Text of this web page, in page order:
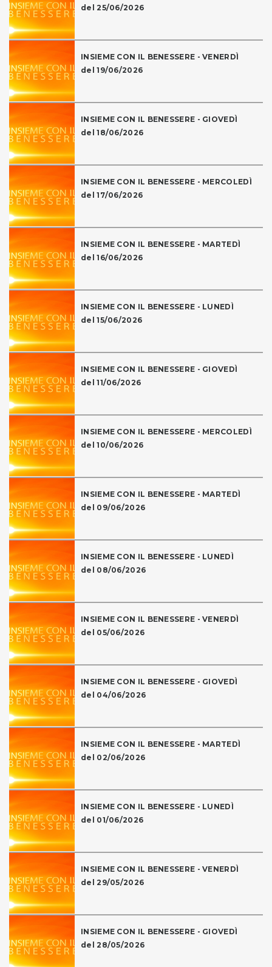
del 25/06/2026
INSIEME CON IL BENESSERE - VENERDÌ
del 19/06/2026
INSIEME CON IL BENESSERE - GIOVEDÌ
del 18/06/2026
INSIEME CON IL BENESSERE - MERCOLEDÌ
del 17/06/2026
INSIEME CON IL BENESSERE - MARTEDÌ
del 16/06/2026
INSIEME CON IL BENESSERE - LUNEDÌ
del 15/06/2026
INSIEME CON IL BENESSERE - GIOVEDÌ
del 11/06/2026
INSIEME CON IL BENESSERE - MERCOLEDÌ
del 10/06/2026
INSIEME CON IL BENESSERE - MARTEDÌ
del 09/06/2026
INSIEME CON IL BENESSERE - LUNEDÌ
del 08/06/2026
INSIEME CON IL BENESSERE - VENERDÌ
del 05/06/2026
INSIEME CON IL BENESSERE - GIOVEDÌ
del 04/06/2026
INSIEME CON IL BENESSERE - MARTEDÌ
del 02/06/2026
INSIEME CON IL BENESSERE - LUNEDÌ
del 01/06/2026
INSIEME CON IL BENESSERE - VENERDÌ
del 29/05/2026
INSIEME CON IL BENESSERE - GIOVEDÌ
del 28/05/2026